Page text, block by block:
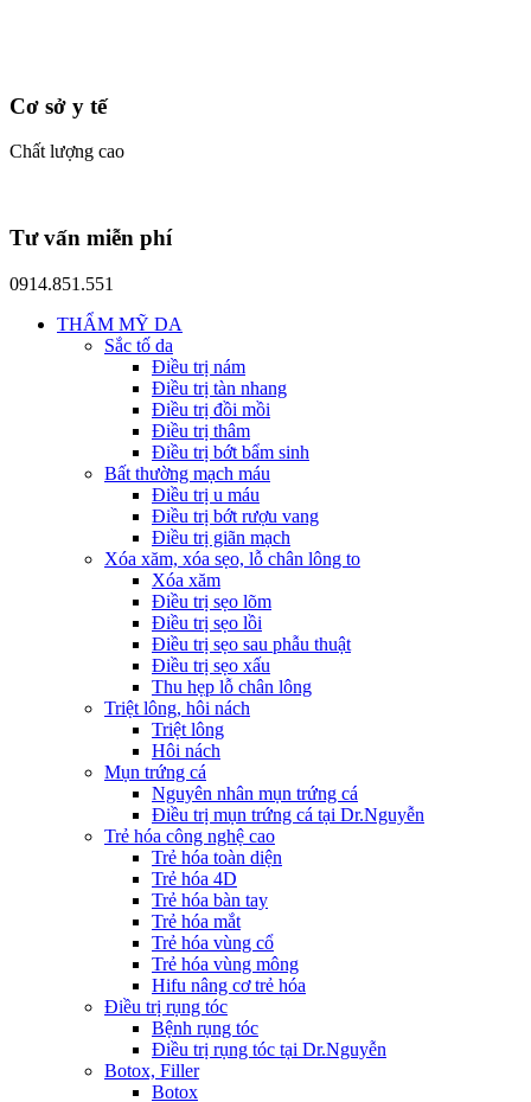
Cơ sở y tế
Chất lượng cao
Tư vấn miễn phí
0914.851.551
THẨM MỸ DA
Sắc tố da
Điều trị nám
Điều trị tàn nhang
Điều trị đồi mồi
Điều trị thâm
Điều trị bớt bẩm sinh
Bất thường mạch máu
Điều trị u máu
Điều trị bớt rượu vang
Điều trị giãn mạch
Xóa xăm, xóa sẹo, lỗ chân lông to
Xóa xăm
Điều trị sẹo lõm
Điều trị sẹo lồi
Điều trị sẹo sau phẫu thuật
Điều trị sẹo xấu
Thu hẹp lỗ chân lông
Triệt lông, hôi nách
Triệt lông
Hôi nách
Mụn trứng cá
Nguyên nhân mụn trứng cá
Điều trị mụn trứng cá tại Dr.Nguyễn
Trẻ hóa công nghệ cao
Trẻ hóa toàn diện
Trẻ hóa 4D
Trẻ hóa bàn tay
Trẻ hóa mắt
Trẻ hóa vùng cổ
Trẻ hóa vùng mông
Hifu nâng cơ trẻ hóa
Điều trị rụng tóc
Bệnh rụng tóc
Điều trị rụng tóc tại Dr.Nguyễn
Botox, Filler
Botox